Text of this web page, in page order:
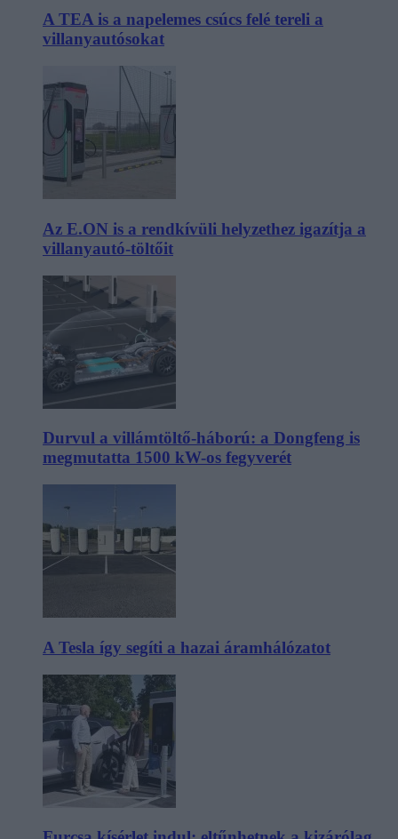
A TEA is a napelemes csúcs felé tereli a
villanyautósokat
Az E.ON is a rendkívüli helyzethez igazítja a
villanyautó-töltőit
Durvul a villámtöltő-háború: a Dongfeng is
megmutatta 1500 kW-os fegyverét
A Tesla így segíti a hazai áramhálózatot